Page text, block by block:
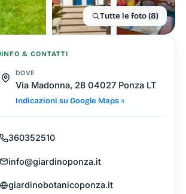
Tutte le foto (8)
INFO & CONTATTI
DOVE
Via Madonna, 28 04027 Ponza LT
Indicazioni su Google Maps
360352510
info@giardinoponza.it
giardinobotanicoponza.it